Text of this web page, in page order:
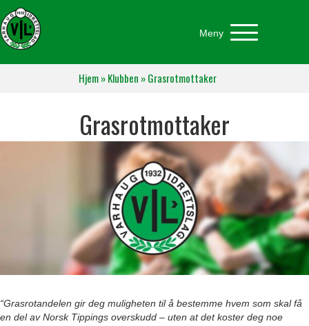
Meny
Hjem»Klubben »Grasrotmottaker
Grasrotmottaker
“Grasrotandelen gir deg muligheten til å bestemme hvem som skal få
en del av Norsk Tippings overskudd – uten at det koster deg noe